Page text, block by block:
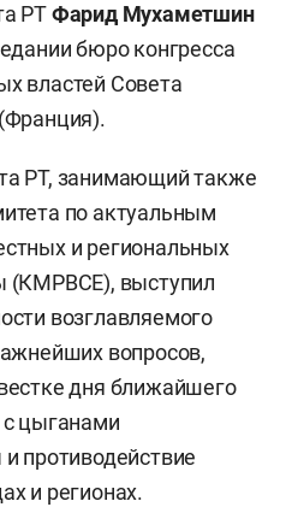
РТФарид Мухаметшин
бюро конгресса
властей Совета
РТ, занимающий также
по актуальным
и региональных
(КМРВСЕ), выступил
возглавляемого
вопросов,
дня ближайшего
с цыганами
противодействие
и регионах.